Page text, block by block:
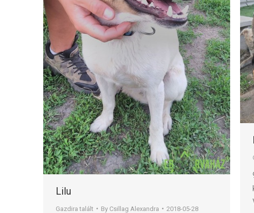
Lilu
Gazdira talált By Csillag Alexandra 2018-05-28